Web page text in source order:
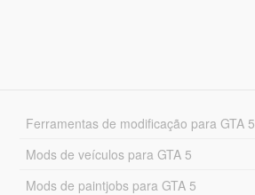
Ferramentas de modificação para GTA 5
Mods de veículos para GTA 5
Mods de paintjobs para GTA 5